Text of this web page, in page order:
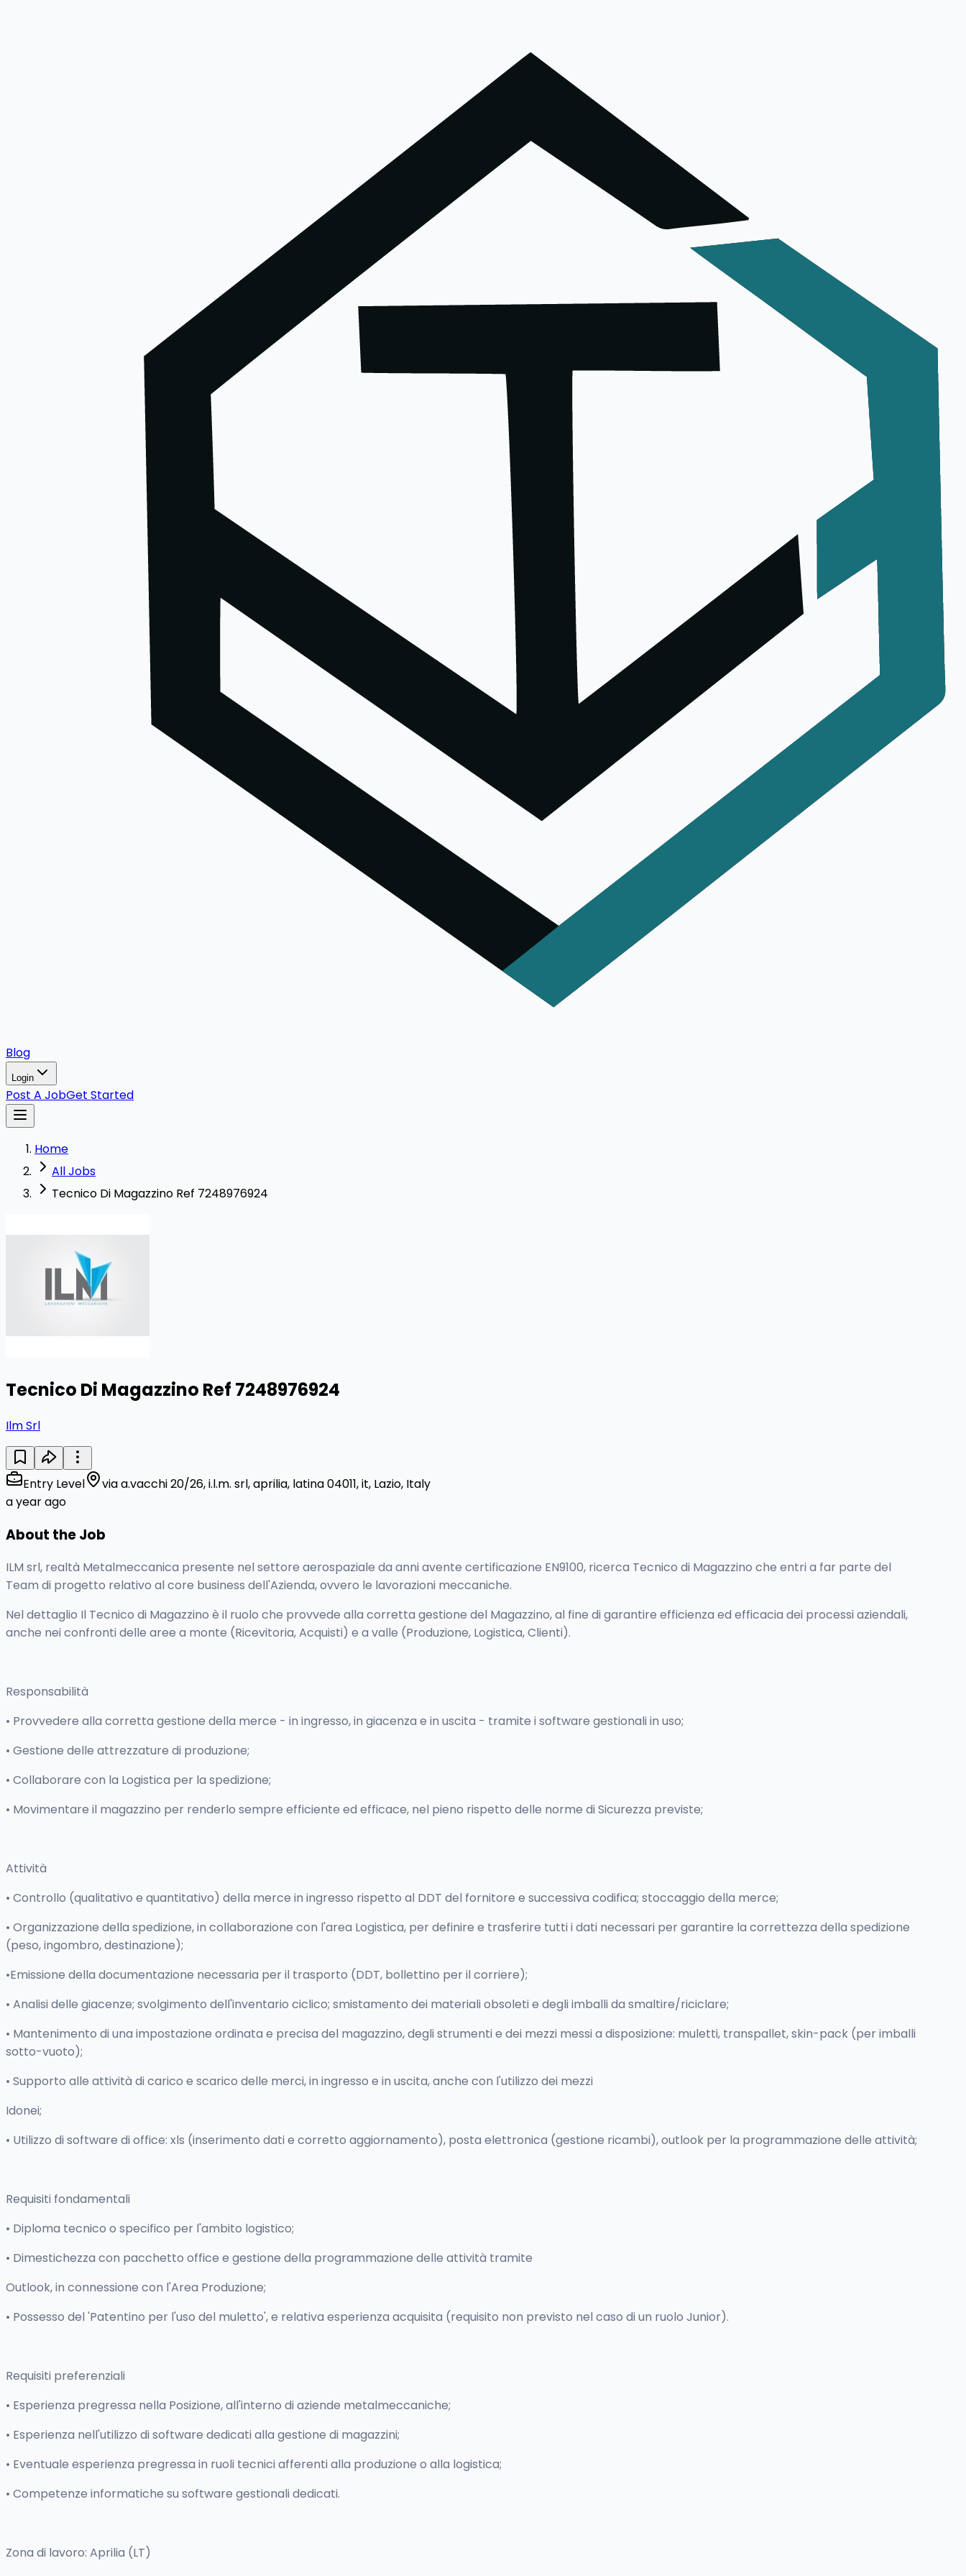
Blog
Login
Post A JobGet Started
Home
All Jobs
Tecnico Di Magazzino Ref 7248976924
Tecnico Di Magazzino Ref 7248976924
Ilm Srl
Entry Level
via a.vacchi 20/26, i.l.m. srl, aprilia, latina 04011, it, Lazio, Italy
a year ago
About the Job
ILM srl, realtà Metalmeccanica presente nel settore aerospaziale da anni avente certificazione EN9100, ricerca Tecnico di Magazzino che entri a far parte del
Team di progetto relativo al core business dell'Azienda, ovvero le lavorazioni meccaniche.
Nel dettaglio Il Tecnico di Magazzino è il ruolo che provvede alla corretta gestione del Magazzino, al fine di garantire efficienza ed efficacia dei processi aziendali,
anche nei confronti delle aree a monte (Ricevitoria, Acquisti) e a valle (Produzione, Logistica, Clienti).
Responsabilità
• Provvedere alla corretta gestione della merce - in ingresso, in giacenza e in uscita - tramite i software gestionali in uso;
• Gestione delle attrezzature di produzione;
• Collaborare con la Logistica per la spedizione;
• Movimentare il magazzino per renderlo sempre efficiente ed efficace, nel pieno rispetto delle norme di Sicurezza previste;
Attività
• Controllo (qualitativo e quantitativo) della merce in ingresso rispetto al DDT del fornitore e successiva codifica; stoccaggio della merce;
• Organizzazione della spedizione, in collaborazione con l'area Logistica, per definire e trasferire tutti i dati necessari per garantire la correttezza della spedizione
(peso, ingombro, destinazione);
•Emissione della documentazione necessaria per il trasporto (DDT, bollettino per il corriere);
• Analisi delle giacenze; svolgimento dell'inventario ciclico; smistamento dei materiali obsoleti e degli imballi da smaltire/riciclare;
• Mantenimento di una impostazione ordinata e precisa del magazzino, degli strumenti e dei mezzi messi a disposizione: muletti, transpallet, skin-pack (per imballi
sotto-vuoto);
• Supporto alle attività di carico e scarico delle merci, in ingresso e in uscita, anche con l'utilizzo dei mezzi
Idonei;
• Utilizzo di software di office: xls (inserimento dati e corretto aggiornamento), posta elettronica (gestione ricambi), outlook per la programmazione delle attività;
Requisiti fondamentali
• Diploma tecnico o specifico per l'ambito logistico;
• Dimestichezza con pacchetto office e gestione della programmazione delle attività tramite
Outlook, in connessione con l'Area Produzione;
• Possesso del 'Patentino per l'uso del muletto', e relativa esperienza acquisita (requisito non previsto nel caso di un ruolo Junior).
Requisiti preferenziali
• Esperienza pregressa nella Posizione, all'interno di aziende metalmeccaniche;
• Esperienza nell'utilizzo di software dedicati alla gestione di magazzini;
• Eventuale esperienza pregressa in ruoli tecnici afferenti alla produzione o alla logistica;
• Competenze informatiche su software gestionali dedicati.
Zona di lavoro: Aprilia (LT)